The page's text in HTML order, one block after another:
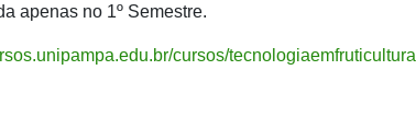
apenas no 1º Semestre.
cursos/tecnologiaemfruticultura